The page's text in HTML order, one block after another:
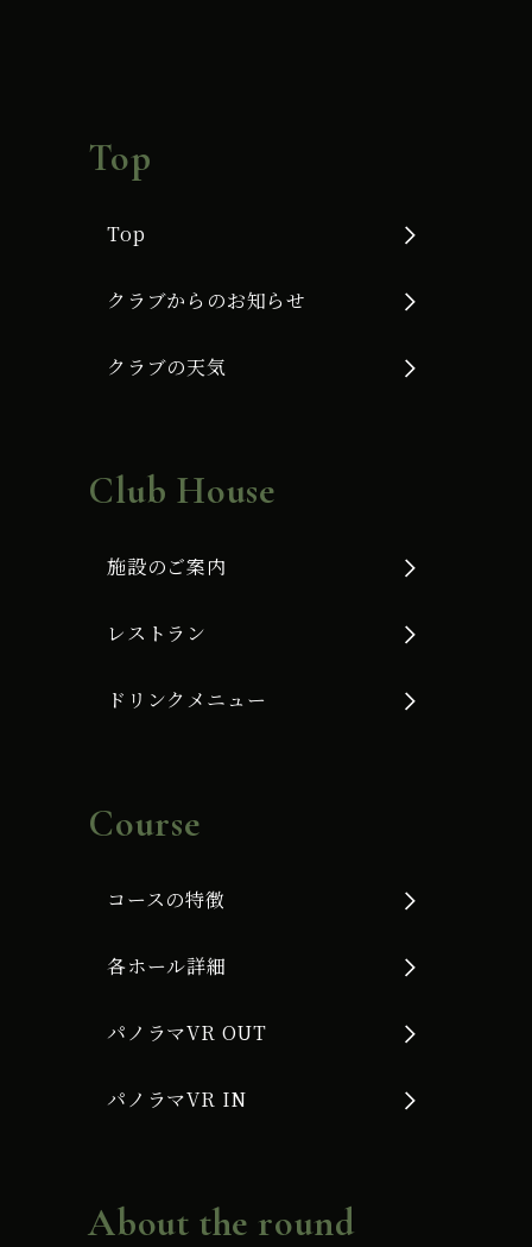
Top
Top
クラブからのお知らせ
クラブの天気
Club House
施設のご案内
レストラン
ドリンクメニュー
Course
コースの特徴
各ホール詳細
パノラマVR OUT
パノラマVR IN
About the round